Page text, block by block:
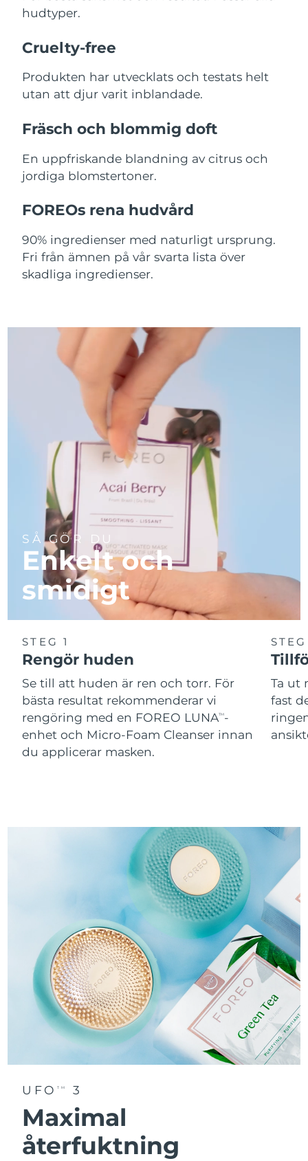
hudtyper.
Cruelty-free
Produkten har utvecklats och testats helt
utan att djur varit inblandade.
Fräsch och blommig doft
En uppfriskande blandning av citrus och
jordiga blomstertoner.
FOREOs rena hudvård
90% ingredienser med naturligt ursprung.
Fri från ämnen på vår svarta lista över
skadliga ingredienser.
SÅ GÖR DU
Enkelt och
smidigt
STEG 1
Rengör huden
Se till att huden är ren och torr. För
bästa resultat rekommenderar vi
rengöring med en FOREO LUNATM-
enhet och Micro-Foam Cleanser innan
du applicerar masken.
Ta ut
fast
UFO TM 3
Maximal
återfuktning
Slovenien
Sydafrika Förväntad leverans
Sydkorea Förväntad leverans
Spanien Förväntad leverans10/8/26
Taiwan Förväntad leverans
Arabemiraten
Förväntad leverans
Storbritannien
Förväntad leverans
Uzbekistan Förväntad leverans
Vietnam Förväntad leverans